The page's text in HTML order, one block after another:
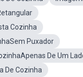
Cozinha
Puxador
De Um
De Cozinha